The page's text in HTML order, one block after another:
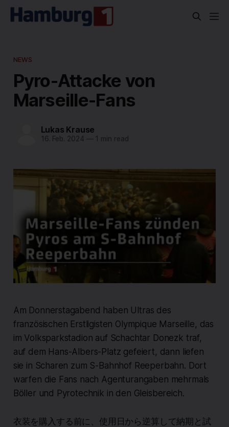
NEWS
Pyro-Attacke von
Marseille-Fans
Lukas Krause
16. Feb. 2024 —1 min read
Am Donnerstagabend haben Ultras des
französischen Erstligisten Olympique Marseille, das
im Volksparkstadion auf Schachtar Donezk traf,
auf dem Hans-Albers-Platz gefeiert, dann liefen
sie in Scharen zum S-Bahnhof Reeperbahn. Dort
warfen die Fans nach Agenturangaben mehrmals
Böller und Pyrotechnik in den Gleisbereich.
衣装を購入する前に、使用日から逆算して納期と試